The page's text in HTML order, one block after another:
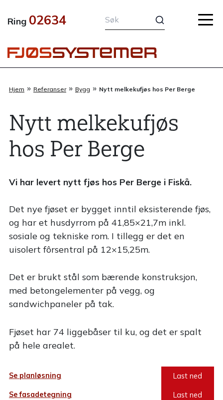
rett
innholdet
Ring 02634
Hjem » Referanser» Bygg » Nytt melkekufjøs hos Per Berge
Nytt melkekufjøs
hos Per Berge
Vi har levert nytt fjøs hos Per Berge i Fiskå.
Det nye fjøset er bygget inntil eksisterende fjøs,
og har et husdyrrom på 41,85×21,7m inkl.
sosiale og tekniske rom. I tillegg er det en
uisolert fôrsentral på 12×15,25m.
Det er brukt stål som bærende konstruksjon,
med betongelementer på vegg, og
sandwichpaneler på tak.
Fjøset har 74 liggebåser til ku, og det er spalt
på hele arealet.
Se planløsning Last ned
Se fasadetegning Last ned